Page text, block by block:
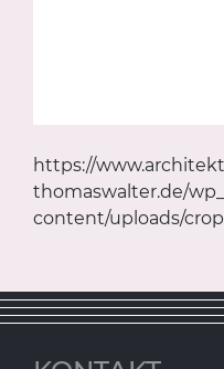
https://
thomaswalter.de/
content/uploads/